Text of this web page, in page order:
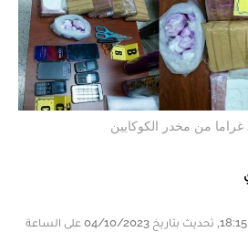
في 04/10/2023 على الساعة 18:15, تحديث بتاريخ 04/10/2023 على الساعة